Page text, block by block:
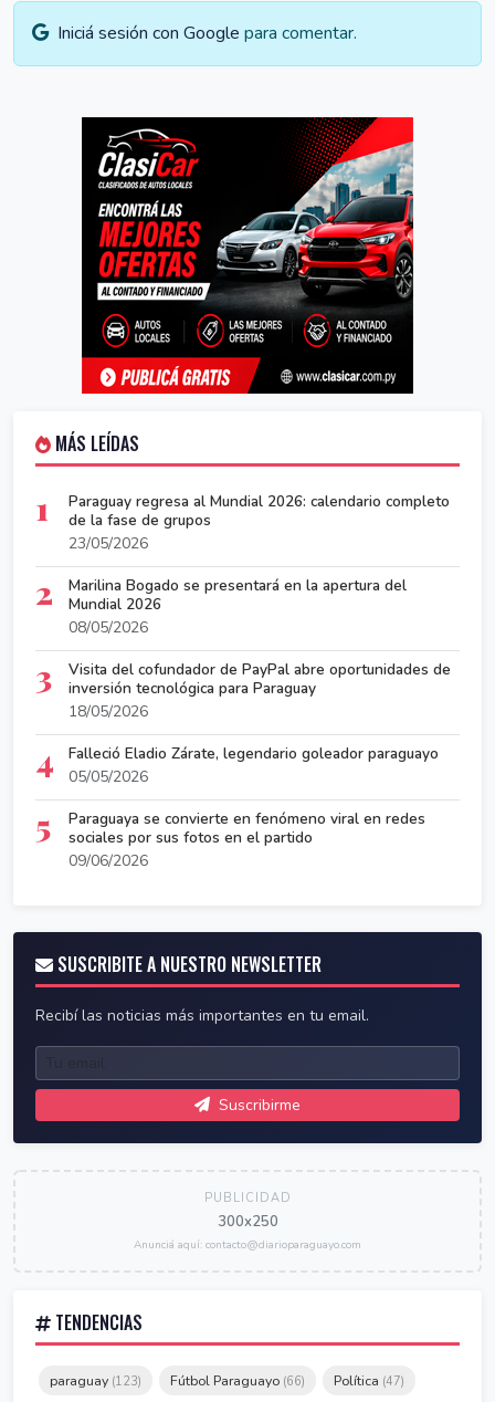
Iniciá sesión con Google para comentar.
MÁS LEÍDAS
1
Paraguay regresa al Mundial 2026: calendario completo
de la fase de grupos
23/05/2026
2
Marilina Bogado se presentará en la apertura del
Mundial 2026
08/05/2026
3
Visita del cofundador de PayPal abre oportunidades de
inversión tecnológica para Paraguay
18/05/2026
4
Falleció Eladio Zárate, legendario goleador paraguayo
05/05/2026
5
Paraguaya se convierte en fenómeno viral en redes
sociales por sus fotos en el partido
09/06/2026
SUSCRIBITE A NUESTRO NEWSLETTER
Recibí las noticias más importantes en tu email.
Suscribirme
PUBLICIDAD
300x250
Anunciá aquí: contacto@diarioparaguayo.com
TENDENCIAS
paraguay (123) Fútbol Paraguayo (66) Política (47)